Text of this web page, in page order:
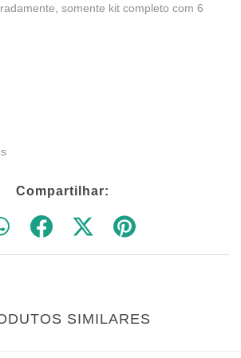
somente kit completo com 6
Compartilhar:
SIMILARES